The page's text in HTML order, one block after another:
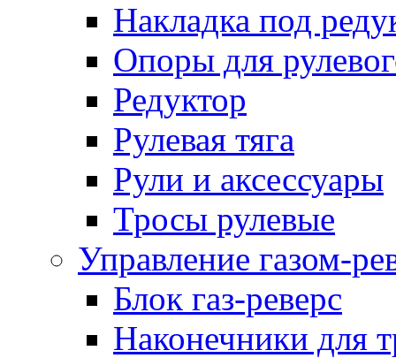
Накладка под
Опоры для
Редуктор
Рулевая тяга
Рули и аксессуары
Тросы рулевые
Управление газом-
Блок газ-реверс
Наконечники для